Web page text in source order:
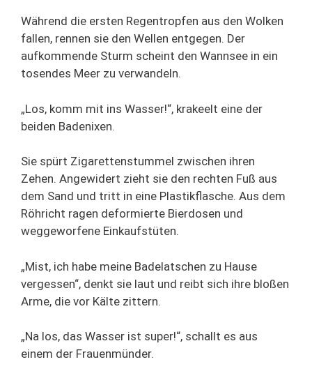
Während die ersten Regentropfen aus den Wolken
fallen, rennen sie den Wellen entgegen. Der
aufkommende Sturm scheint den Wannsee in ein
tosendes Meer zu verwandeln.
„Los, komm mit ins Wasser!“, krakeelt eine der
beiden Badenixen.
Sie spürt Zigarettenstummel zwischen ihren
Zehen. Angewidert zieht sie den rechten Fuß aus
dem Sand und tritt in eine Plastikflasche. Aus dem
Röhricht ragen deformierte Bierdosen und
weggeworfene Einkaufstüten.
„Mist, ich habe meine Badelatschen zu Hause
vergessen“, denkt sie laut und reibt sich ihre bloßen
Arme, die vor Kälte zittern.
„Na los, das Wasser ist super!“, schallt es aus
einem der Frauenmünder.